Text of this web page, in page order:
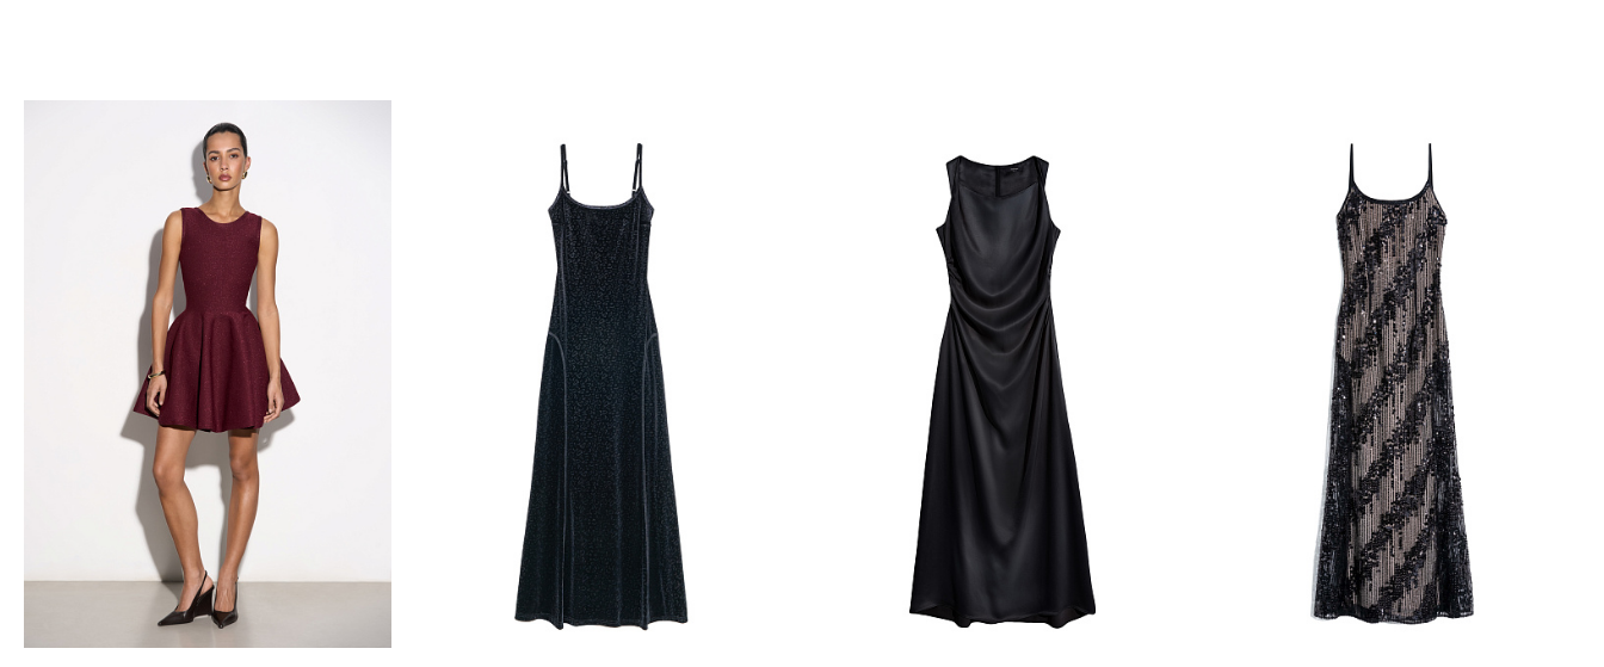
Добавить в корзину
M
Добавить в корзину
42
Добавить в корзину
46